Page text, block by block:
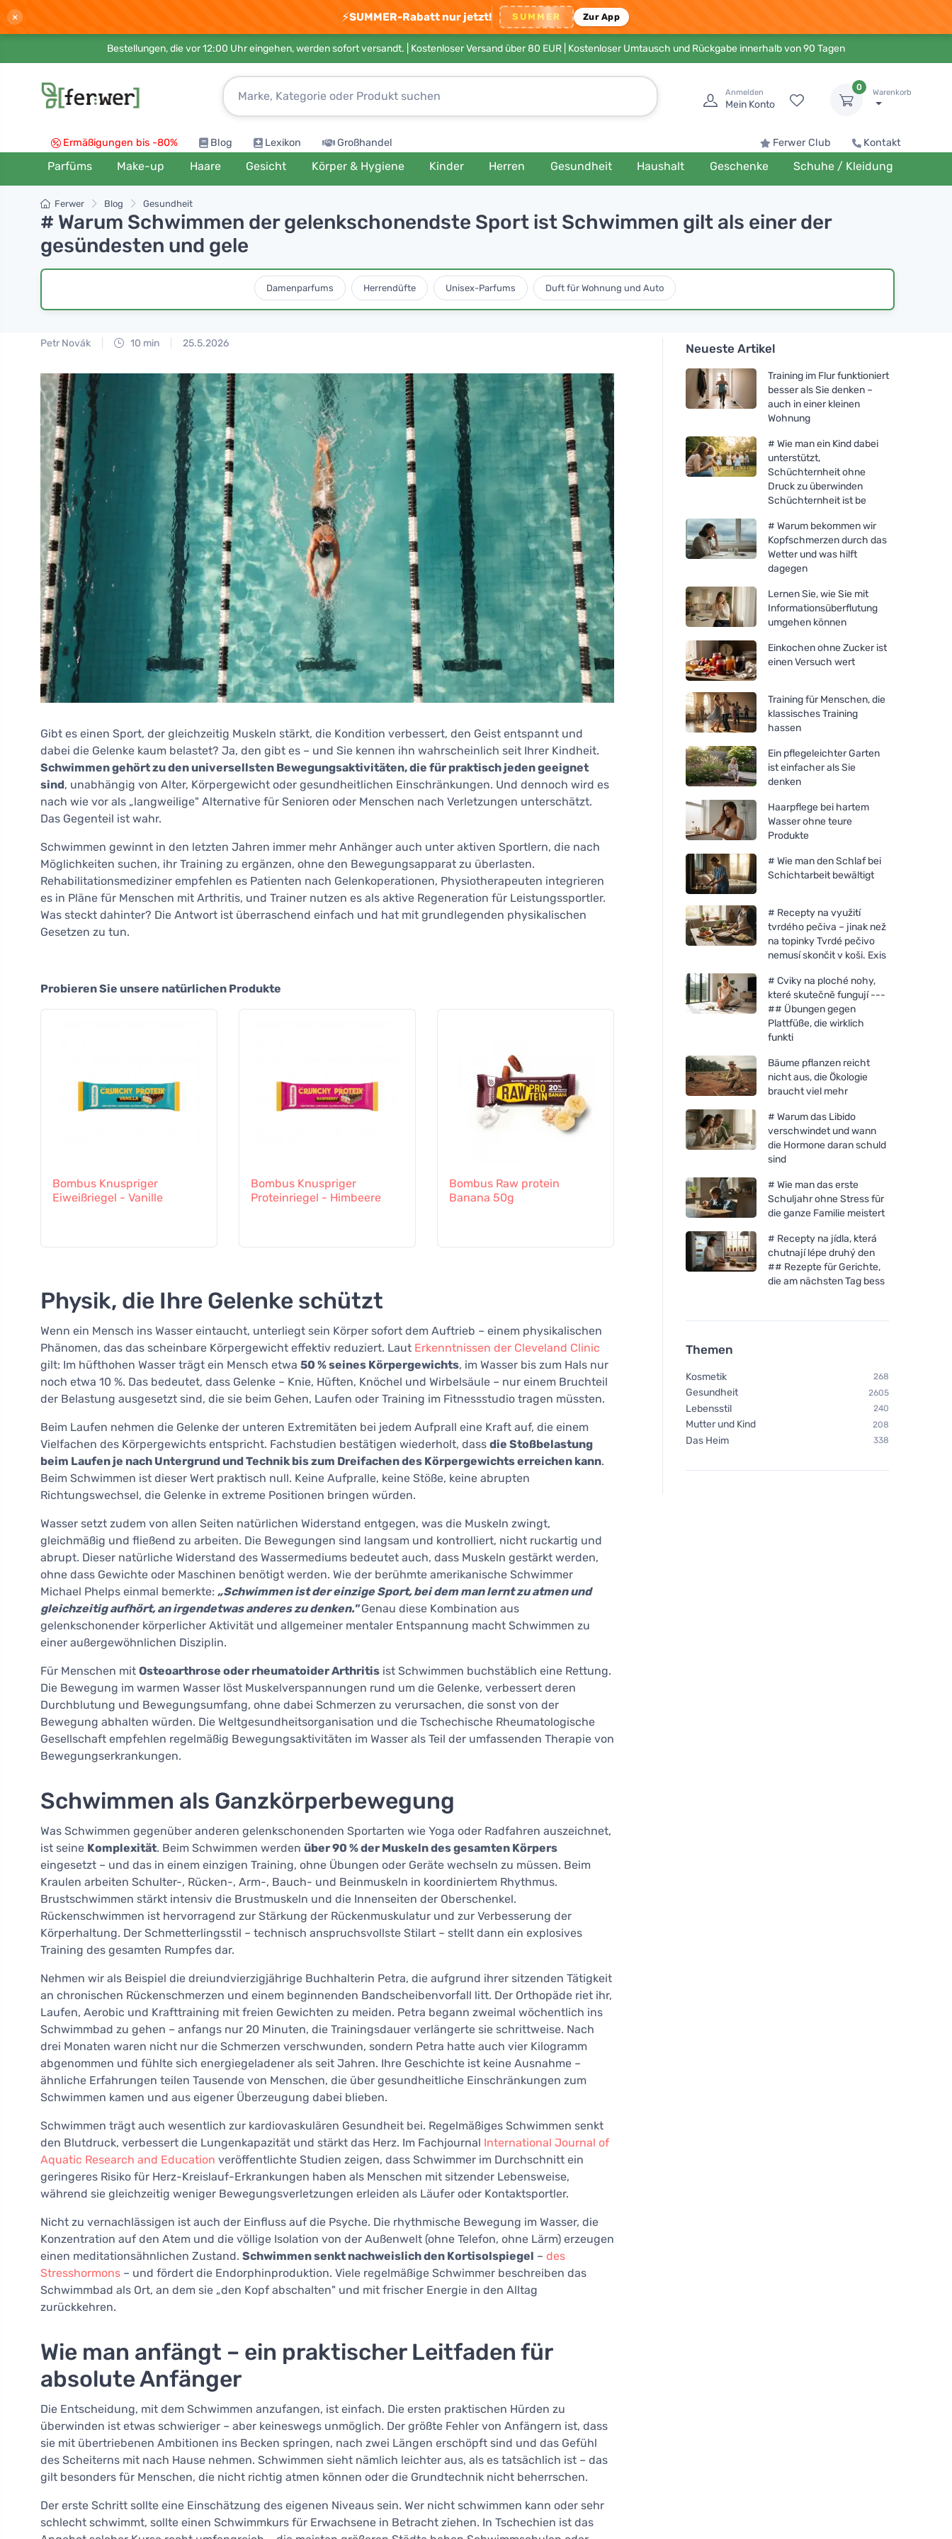
× ⚡SUMMER-Rabatt nur jetzt! SUMMER Zur App
Bestellungen, die vor 12:00 Uhr eingehen, werden sofort versandt. | Kostenloser Versand über 80 EUR | Kostenloser Umtausch und Rückgabe innerhalb von 90 Tagen
Anmelden
Mein Konto
0
Warenkorb
Ermäßigungen bis -80% Blog Lexikon Großhandel Ferwer Club Kontakt
Parfüms Make-up Haare Gesicht Körper & Hygiene Kinder Herren Gesundheit Haushalt Geschenke Schuhe / Kleidung
Ferwer Blog Gesundheit
# Warum Schwimmen der gelenkschonendste Sport ist Schwimmen gilt als einer der
gesündesten und gele
Damenparfums Herrendüfte Unisex-Parfums Duft für Wohnung und Auto
Petr Novák 10 min 25.5.2026
Gibt es einen Sport, der gleichzeitig Muskeln stärkt, die Kondition verbessert, den Geist entspannt und
dabei die Gelenke kaum belastet? Ja, den gibt es – und Sie kennen ihn wahrscheinlich seit Ihrer Kindheit.
Schwimmen gehört zu den universellsten Bewegungsaktivitäten, die für praktisch jeden geeignet
sind, unabhängig von Alter, Körpergewicht oder gesundheitlichen Einschränkungen. Und dennoch wird es
nach wie vor als „langweilige" Alternative für Senioren oder Menschen nach Verletzungen unterschätzt.
Das Gegenteil ist wahr.
Schwimmen gewinnt in den letzten Jahren immer mehr Anhänger auch unter aktiven Sportlern, die nach
Möglichkeiten suchen, ihr Training zu ergänzen, ohne den Bewegungsapparat zu überlasten.
Rehabilitationsmediziner empfehlen es Patienten nach Gelenkoperationen, Physiotherapeuten integrieren
es in Pläne für Menschen mit Arthritis, und Trainer nutzen es als aktive Regeneration für Leistungssportler.
Was steckt dahinter? Die Antwort ist überraschend einfach und hat mit grundlegenden physikalischen
Gesetzen zu tun.
Probieren Sie unsere natürlichen Produkte
Bombus Knuspriger
Eiweißriegel - Vanille
Bombus Knuspriger
Proteinriegel - Himbeere
Bombus Raw protein
Banana 50g
Bombus Raw protein Cocoa
beans 50g
Bombus Raw
butter 50g
Physik, die Ihre Gelenke schützt
Wenn ein Mensch ins Wasser eintaucht, unterliegt sein Körper sofort dem Auftrieb – einem physikalischen
Phänomen, das das scheinbare Körpergewicht effektiv reduziert. Laut Erkenntnissen der Cleveland Clinic
gilt: Im hüfthohen Wasser trägt ein Mensch etwa 50 % seines Körpergewichts, im Wasser bis zum Hals nur
noch etwa 10 %. Das bedeutet, dass Gelenke – Knie, Hüften, Knöchel und Wirbelsäule – nur einem Bruchteil
der Belastung ausgesetzt sind, die sie beim Gehen, Laufen oder Training im Fitnessstudio tragen müssten.
Beim Laufen nehmen die Gelenke der unteren Extremitäten bei jedem Aufprall eine Kraft auf, die einem
Vielfachen des Körpergewichts entspricht. Fachstudien bestätigen wiederholt, dass die Stoßbelastung
beim Laufen je nach Untergrund und Technik bis zum Dreifachen des Körpergewichts erreichen kann.
Beim Schwimmen ist dieser Wert praktisch null. Keine Aufpralle, keine Stöße, keine abrupten
Richtungswechsel, die Gelenke in extreme Positionen bringen würden.
Wasser setzt zudem von allen Seiten natürlichen Widerstand entgegen, was die Muskeln zwingt,
gleichmäßig und fließend zu arbeiten. Die Bewegungen sind langsam und kontrolliert, nicht ruckartig und
abrupt. Dieser natürliche Widerstand des Wassermediums bedeutet auch, dass Muskeln gestärkt werden,
ohne dass Gewichte oder Maschinen benötigt werden. Wie der berühmte amerikanische Schwimmer
Michael Phelps einmal bemerkte: „Schwimmen ist der einzige Sport, bei dem man lernt zu atmen und
gleichzeitig aufhört, an irgendetwas anderes zu denken."Genau diese Kombination aus
gelenkschonender körperlicher Aktivität und allgemeiner mentaler Entspannung macht Schwimmen zu
einer außergewöhnlichen Disziplin.
Für Menschen mit Osteoarthrose oder rheumatoider Arthritis ist Schwimmen buchstäblich eine Rettung.
Die Bewegung im warmen Wasser löst Muskelverspannungen rund um die Gelenke, verbessert deren
Durchblutung und Bewegungsumfang, ohne dabei Schmerzen zu verursachen, die sonst von der
Bewegung abhalten würden. Die Weltgesundheitsorganisation und die Tschechische Rheumatologische
Gesellschaft empfehlen regelmäßig Bewegungsaktivitäten im Wasser als Teil der umfassenden Therapie von
Bewegungserkrankungen.
Schwimmen als Ganzkörperbewegung
Was Schwimmen gegenüber anderen gelenkschonenden Sportarten wie Yoga oder Radfahren auszeichnet,
ist seine Komplexität. Beim Schwimmen werden über 90 % der Muskeln des gesamten Körpers
eingesetzt – und das in einem einzigen Training, ohne Übungen oder Geräte wechseln zu müssen. Beim
Kraulen arbeiten Schulter-, Rücken-, Arm-, Bauch- und Beinmuskeln in koordiniertem Rhythmus.
Brustschwimmen stärkt intensiv die Brustmuskeln und die Innenseiten der Oberschenkel.
Rückenschwimmen ist hervorragend zur Stärkung der Rückenmuskulatur und zur Verbesserung der
Körperhaltung. Der Schmetterlingsstil – technisch anspruchsvollste Stilart – stellt dann ein explosives
Training des gesamten Rumpfes dar.
Nehmen wir als Beispiel die dreiundvierzigjährige Buchhalterin Petra, die aufgrund ihrer sitzenden Tätigkeit
an chronischen Rückenschmerzen und einem beginnenden Bandscheibenvorfall litt. Der Orthopäde riet ihr,
Laufen, Aerobic und Krafttraining mit freien Gewichten zu meiden. Petra begann zweimal wöchentlich ins
Schwimmbad zu gehen – anfangs nur 20 Minuten, die Trainingsdauer verlängerte sie schrittweise. Nach
drei Monaten waren nicht nur die Schmerzen verschwunden, sondern Petra hatte auch vier Kilogramm
abgenommen und fühlte sich energiegeladener als seit Jahren. Ihre Geschichte ist keine Ausnahme –
ähnliche Erfahrungen teilen Tausende von Menschen, die über gesundheitliche Einschränkungen zum
Schwimmen kamen und aus eigener Überzeugung dabei blieben.
Schwimmen trägt auch wesentlich zur kardiovaskulären Gesundheit bei. Regelmäßiges Schwimmen senkt
den Blutdruck, verbessert die Lungenkapazität und stärkt das Herz. Im Fachjournal International Journal of
Aquatic Research and Education veröffentlichte Studien zeigen, dass Schwimmer im Durchschnitt ein
geringeres Risiko für Herz-Kreislauf-Erkrankungen haben als Menschen mit sitzender Lebensweise,
während sie gleichzeitig weniger Bewegungsverletzungen erleiden als Läufer oder Kontaktsportler.
Nicht zu vernachlässigen ist auch der Einfluss auf die Psyche. Die rhythmische Bewegung im Wasser, die
Konzentration auf den Atem und die völlige Isolation von der Außenwelt (ohne Telefon, ohne Lärm) erzeugen
einen meditationsähnlichen Zustand. Schwimmen senkt nachweislich den Kortisolspiegel – des
Stresshormons – und fördert die Endorphinproduktion. Viele regelmäßige Schwimmer beschreiben das
Schwimmbad als Ort, an dem sie „den Kopf abschalten" und mit frischer Energie in den Alltag
zurückkehren.
Wie man anfängt – ein praktischer Leitfaden für
absolute Anfänger
Die Entscheidung, mit dem Schwimmen anzufangen, ist einfach. Die ersten praktischen Hürden zu
überwinden ist etwas schwieriger – aber keineswegs unmöglich. Der größte Fehler von Anfängern ist, dass
sie mit übertriebenen Ambitionen ins Becken springen, nach zwei Längen erschöpft sind und das Gefühl
des Scheiterns mit nach Hause nehmen. Schwimmen sieht nämlich leichter aus, als es tatsächlich ist – das
gilt besonders für Menschen, die nicht richtig atmen können oder die Grundtechnik nicht beherrschen.
Der erste Schritt sollte eine Einschätzung des eigenen Niveaus sein. Wer nicht schwimmen kann oder sehr
schlecht schwimmt, sollte einen Schwimmkurs für Erwachsene in Betracht ziehen. In Tschechien ist das
Neueste Artikel
Training im Flur funktioniert
besser als Sie denken –
auch in einer kleinen
Wohnung
# Wie man ein Kind dabei
unterstützt,
Schüchternheit ohne
Druck zu überwinden
Schüchternheit ist be
# Warum bekommen wir
Kopfschmerzen durch das
Wetter und was hilft
dagegen
Lernen Sie, wie Sie mit
Informationsüberflutung
umgehen können
Einkochen ohne Zucker ist
einen Versuch wert
Training für Menschen, die
klassisches Training
hassen
Ein pflegeleichter Garten
ist einfacher als Sie
denken
Haarpflege bei hartem
Wasser ohne teure
Produkte
# Wie man den Schlaf bei
Schichtarbeit bewältigt
# Recepty na využití
tvrdého pečiva – jinak než
na topinky Tvrdé pečivo
nemusí skončit v koši. Exis
# Cviky na ploché nohy,
které skutečně fungují ---
## Übungen gegen
Plattfüße, die wirklich
funkti
Bäume pflanzen reicht
nicht aus, die Ökologie
braucht viel mehr
# Warum das Libido
verschwindet und wann
die Hormone daran schuld
sind
# Wie man das erste
Schuljahr ohne Stress für
die ganze Familie meistert
# Recepty na jídla, která
chutnají lépe druhý den
## Rezepte für Gerichte,
die am nächsten Tag bess
Themen
Kosmetik 268
Gesundheit 2605
Lebensstil 240
Mutter und Kind 208
Das Heim 338